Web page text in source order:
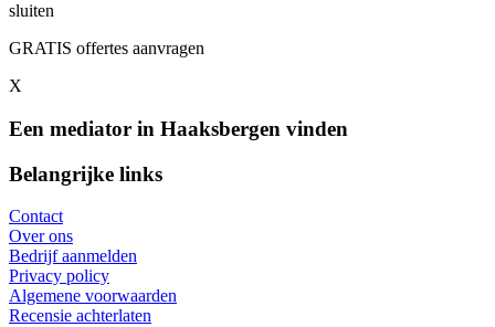
sluiten
GRATIS offertes aanvragen
X
Een mediator in Haaksbergen vinden
Belangrijke links
Contact
Over ons
Bedrijf aanmelden
Privacy policy
Algemene voorwaarden
Recensie achterlaten